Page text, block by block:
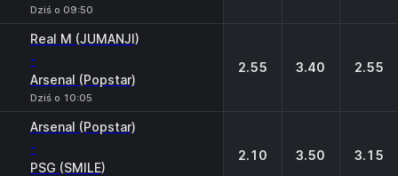
Dziś o 09:50
Real M (JUMANJI)
-
Arsenal (Popstar)
Dziś o 10:05
2.55 3.40 2.55
Arsenal (Popstar)
-
PSG (SMILE)
2.10 3.50 3.15